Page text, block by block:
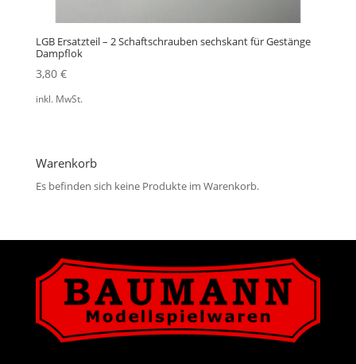
LGB Ersatzteil – 2 Schaftschrauben sechskant für Gestänge
Dampflok
3,80 €
inkl. MwSt.
Warenkorb
Es befinden sich keine Produkte im Warenkorb.